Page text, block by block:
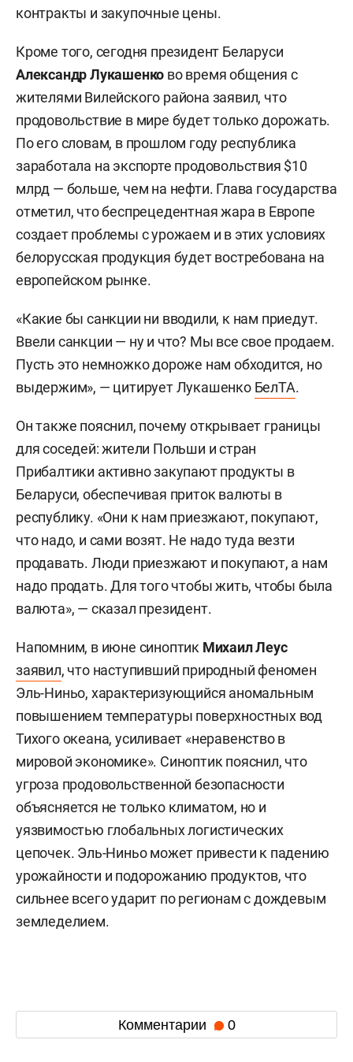
контракты и закупочные цены.
Кроме того, сегодня президент Беларуси
Александр Лукашенко во время общения с
жителями Вилейского района заявил, что
продовольствие в мире будет только дорожать.
По его словам, в прошлом году республика
заработала на экспорте продовольствия $10
млрд — больше, чем на нефти. Глава государства
отметил, что беспрецедентная жара в Европе
создает проблемы с урожаем и в этих условиях
белорусская продукция будет востребована на
европейском рынке.
«Какие бы санкции ни вводили, к нам приедут.
Ввели санкции — ну и что? Мы все свое продаем.
Пусть это немножко дороже нам обходится, но
выдержим», — цитирует Лукашенко БелТА.
Он также пояснил, почему открывает границы
для соседей: жители Польши и стран
Прибалтики активно закупают продукты в
Беларуси, обеспечивая приток валюты в
республику. «Они к нам приезжают, покупают,
что надо, и сами возят. Не надо туда везти
продавать. Люди приезжают и покупают, а нам
надо продать. Для того чтобы жить, чтобы была
валюта», — сказал президент.
Напомним, в июне синоптик Михаил Леус
заявил, что наступивший природный феномен
Эль-Ниньо, характеризующийся аномальным
повышением температуры поверхностных вод
Тихого океана, усиливает «неравенство в
мировой экономике». Синоптик пояснил, что
угроза продовольственной безопасности
объясняется не только климатом, но и
уязвимостью глобальных логистических
цепочек. Эль-Ниньо может привести к падению
урожайности и подорожанию продуктов, что
сильнее всего ударит по регионам с дождевым
земледелием.
Комментарии 0